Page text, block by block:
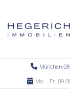
München
Mo. - Fr.